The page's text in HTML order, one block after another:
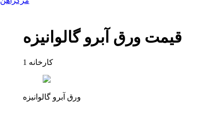
قیمت ورق آبرو گالوانیزه
1 کارخانه
ورق آبرو گالوانیزه